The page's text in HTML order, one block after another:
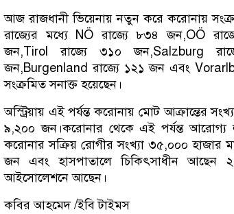
আজ রাজধানী ভিয়েনায় নতুন করে করোনায়
রাজ্যের মধ্যে NÖ রাজ্যে ৮৩৪ জন,OÖ
জন,Tirol রাজ্যে ৩১০ জন,Salzburg
জন,Burgenland রাজ্যে ১২১ জন এবং
সংক্রমিত সনাক্ত হয়েছেন।
অস্ট্রিয়ায় এই পর্যন্ত করোনায় মোট আক্রান্তের
৯,২০০ জন।করোনার থেকে এই পর্যন্ত আরোগ্য
করোনার সক্রিয় রোগীর সংখ্যা ৩৫,০০০
জন এবং হাসপাতালে চিকিৎসাধীন আছেন
আইসোলেশনে আছেন।
কবির আহমেদ /ইবি টাইমস